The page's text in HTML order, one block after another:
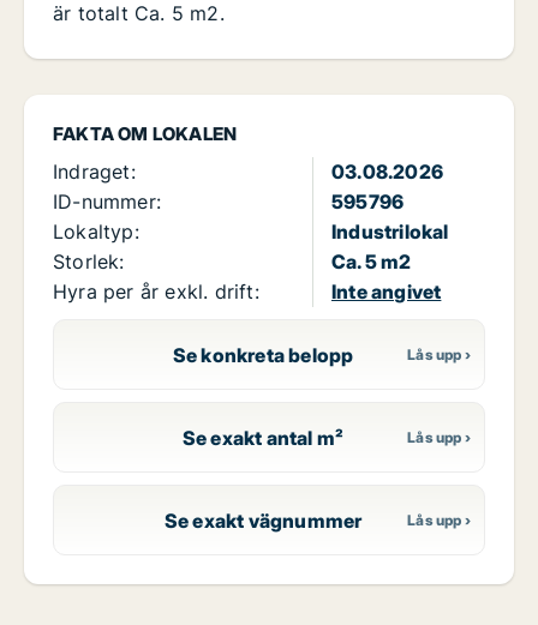
FAKTA OM LOKALEN
Indraget:
03.08.2026
ID-nummer:
595796
Lokaltyp:
Industrilokal
Storlek:
Ca. 5 m2
Hyra per år exkl. drift:
Inte angivet
Se konkreta belopp
Se exakt antal m²
Se exakt vägnummer
är totalt Ca. 5 m2.